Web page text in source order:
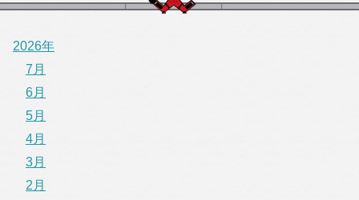
2026年
7月
6月
5月
4月
3月
2月